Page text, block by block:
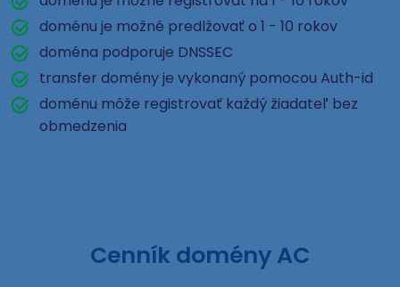
doménu je možné predlžovať o 1 - 10 rokov
doména podporuje DNSSEC
transfer domény je vykonaný pomocou Auth-id
doménu môže registrovať každý žiadateľ bez
obmedzenia
Cenník domény AC